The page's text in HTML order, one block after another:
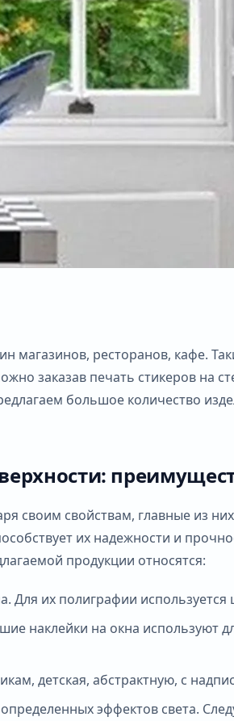
магазинов, ресторанов, кафе.
заказав печать стикеров на
большое количество
своим свойствам, главные из
их надежности и
продукции относятся:
Для их полиграфии используется
наклейки на окна используют
детская, абстрактную, с
эффектов света.